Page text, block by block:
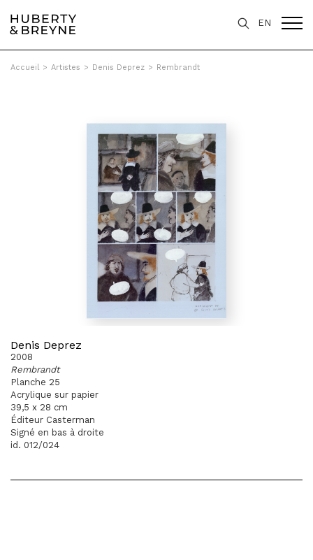
EN
Accueil > Artistes > Denis Deprez > Rembrandt
Denis Deprez
2008
Rembrandt
Planche 25
Acrylique sur papier
39,5 x 28 cm
Éditeur Casterman
Signé en bas à droite
id. 012/024